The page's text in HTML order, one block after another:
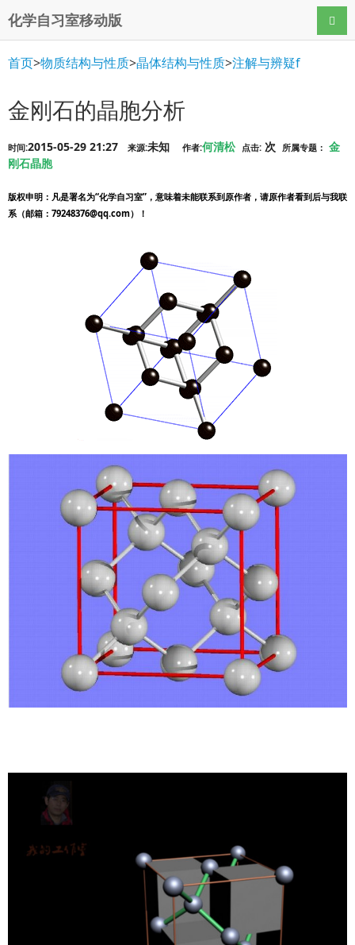
化学自习室移动版 导航
首页>物质结构与性质>晶体结构与性质>注解与辨疑f
金刚石的晶胞分析
时间:2015-05-29 21:27 来源:未知 作者:何清松 点击: 次 所属专题： 金
刚石晶胞
版权申明 ：凡是署名为“化学自习室”，意味着未能联系到原作者，请原作者看到后与我联
系（邮箱：79248376@qq.com）！